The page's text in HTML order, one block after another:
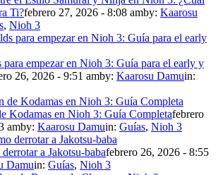
Ti?febrero 27, 2026 - 8:08 amby: Kaarosu
, Nioh 3
empezar en Nioh 3: Guía para el early y
26, 2026 - 9:51 amby: Kaarosu Damuin:
Kodamas en Nioh 3: Guía Completafebrero
amby: Kaarosu Damuin: Guías, Nioh 3
a Jakotsu-babafebrero 26, 2026 - 8:55
Damuin: Guías, Nioh 3